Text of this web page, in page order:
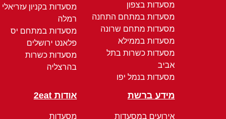
מסעדות בצפון
מסעדות במתחם התחנה
מסעדות מתחם שרונה
מסעדות בממילא
מסעדות כשרות בתל
אביב
מסעדות בנמל יפו
מסעדות בקניון עזריאלי
רמלה
מסעדות במתחם יס
פלאנט ירושלים
מסעדות כשרות
בהרצליה
מידע ברשת
אירועים במסעדות
אודות 2eat
מסעדות